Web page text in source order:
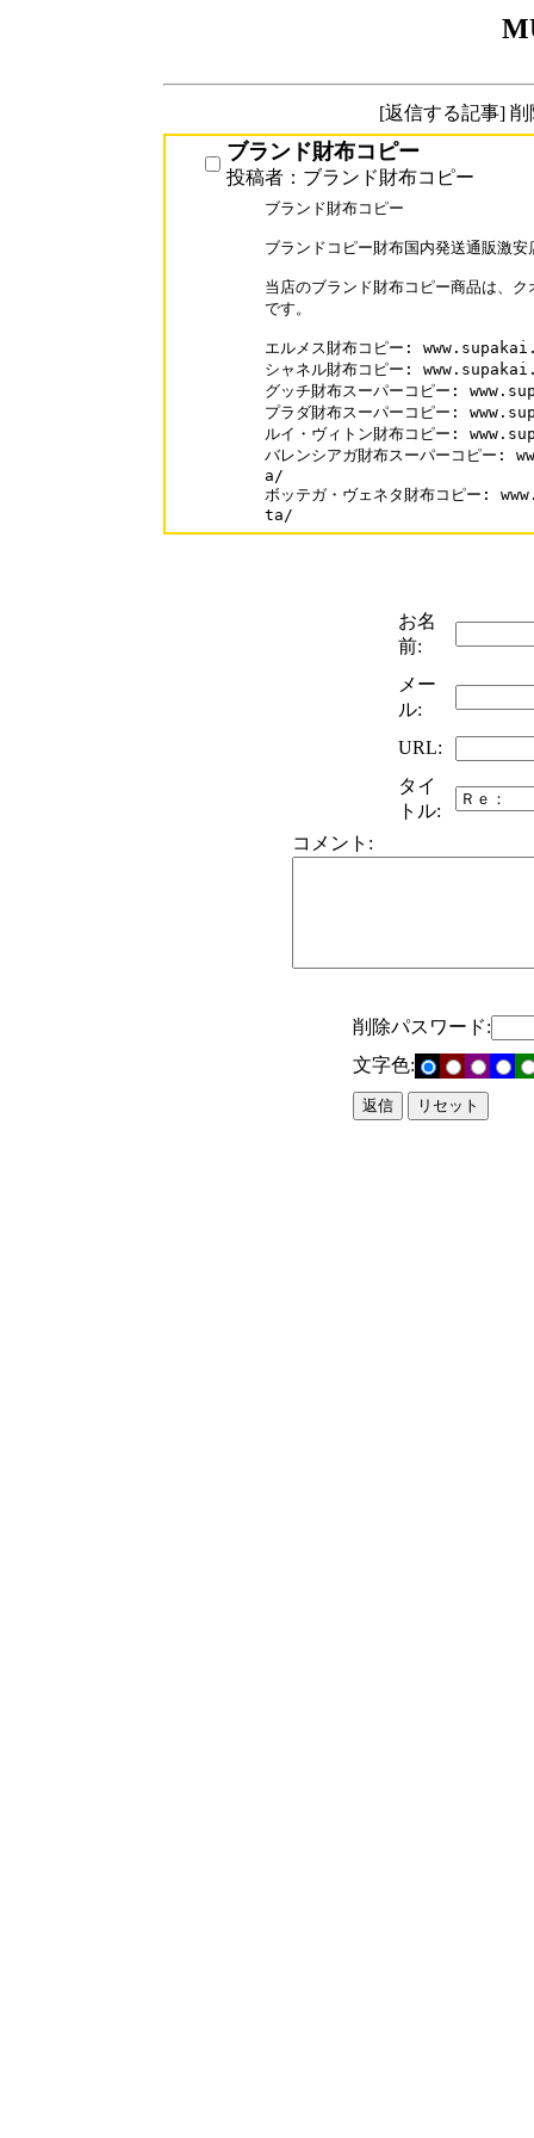
[返信する記事]
ブランド財布コピー
投稿者：ブランド財布コピー
ブランド財布コピー
ブランドコピー財布国内発送通販激安
当店のブランド財布コピー商品は、
です。
エルメス財布コピー:
シャネル財布コピー:
グッチ財布スーパーコピー:
プラダ財布スーパーコピー:
ルイ・ヴィトン財布コピー:
バレンシアガ財布スーパーコピ
a/
ボッテガ・ヴェネタ財布コピー:
お名
前:
メー
ル:
URL:
タイ
トル:
コメント:
削除パスワード:
文字色: